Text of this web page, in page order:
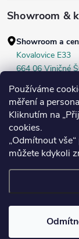
Používáme
měření a
Kliknutím na
cookies.
„Odmítnout
můžete kdykoli
Showroom &
Showroom a
Kovalovice E33
664 06 Viničné
+420 604 536
Po–Pá:
Středa:
Sobota:
Lišta k ochraně